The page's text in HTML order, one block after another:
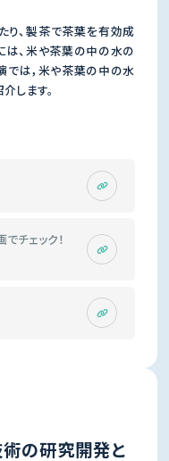
り、製茶で茶葉を有効成
は、米や茶葉の中の水の
では，米や茶葉の中の水
します。
チェック！
術の研究開発と